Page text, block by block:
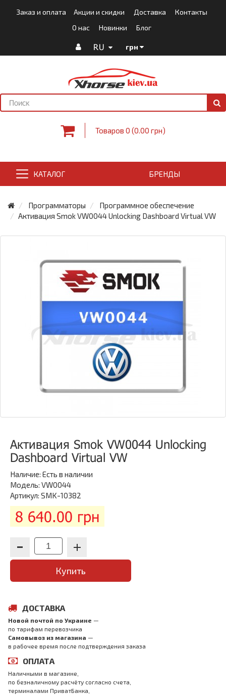
Заказ и оплата Акции и скидки Доставка
Контакты
О нас
Новинки Блог
RU грн
Товаров 0 (0.00 грн)
КАТАЛОГ БРЕНДЫ
Программаторы
Программное обеспечение
Активация Smok VW0044 Unlocking Dashboard Virtual VW
Активация Smok VW0044 Unlocking
Dashboard Virtual VW
Наличие: Есть в наличии
Модель: VW0044
Артикул: SMK-10382
8 640.00 грн
Купить
ДОСТАВКА
Новой почтой по Украине —
по тарифам перевозчика
Самовывоз из магазина —
в рабочее время после подтверждения заказа
ОПЛАТА
Наличными в магазине,
по безналичному расчёту согласно счета,
терминалами ПриватБанка,